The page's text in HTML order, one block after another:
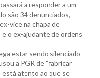
a responder a um
são 34 denunciados,
vice na chapa de
o ex-ajudante de ordens
estar sendo silenciado
a PGR de “fabricar
está atento ao que se